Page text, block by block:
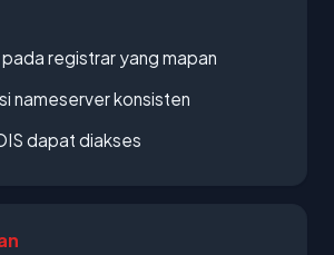
registrar yang mapan
nameserver konsisten
dapat diakses